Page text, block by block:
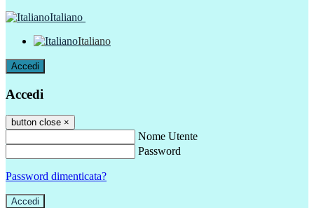
Italiano
Italiano
Accedi
Accedi
button close ×
Nome Utente
Password
Password dimenticata?